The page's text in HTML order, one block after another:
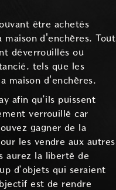
être achetés
d'enchères. Tout
déverrouillés ou
tels que les
maison d'enchères.
afin qu’ils puissent
verrouillé car
gagner de la
les vendre aux autres
aurez la liberté de
d’objets qui seraient
est de rendre